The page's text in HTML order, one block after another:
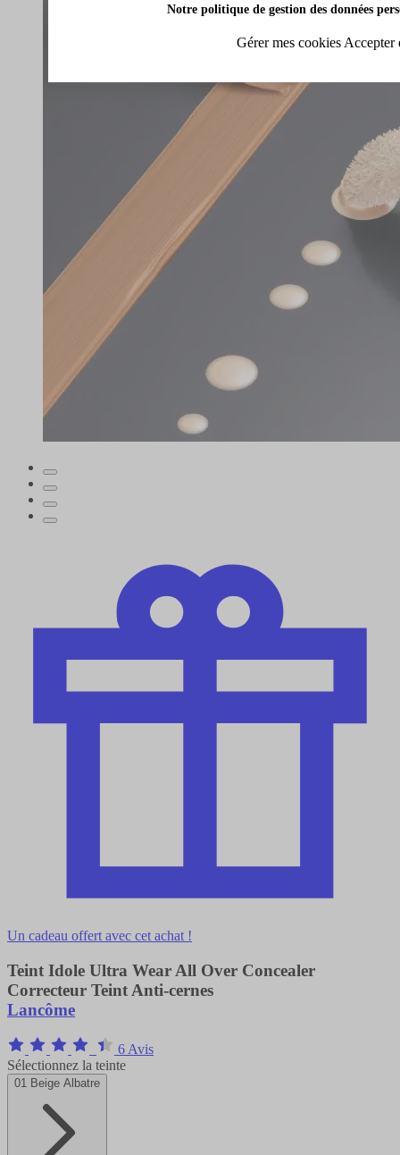
Un cadeau offert avec cet achat !
Teint Idole Ultra Wear All Over Concealer
Correcteur Teint Anti-cernes
Lancôme
6 Avis
Sélectionnez la teinte
01 Beige Albatre
Notre politique de gestion des données
Gérer mes cookies Accepter